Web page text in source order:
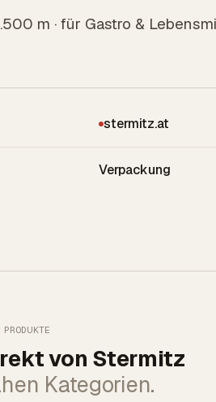
m · für Gastro &
stermitz.at
Verpackung
von Stermitz
Kategorien.